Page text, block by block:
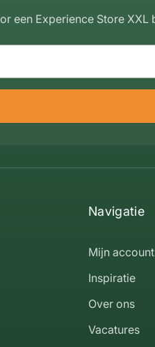
een Experience Store XXL
Navigatie
Mijn account
Inspiratie
Over ons
Vacatures